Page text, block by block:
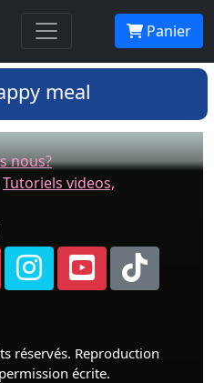
Panier
meal
nous?
Tutoriels videos,
réservés. Reproduction
écrite.